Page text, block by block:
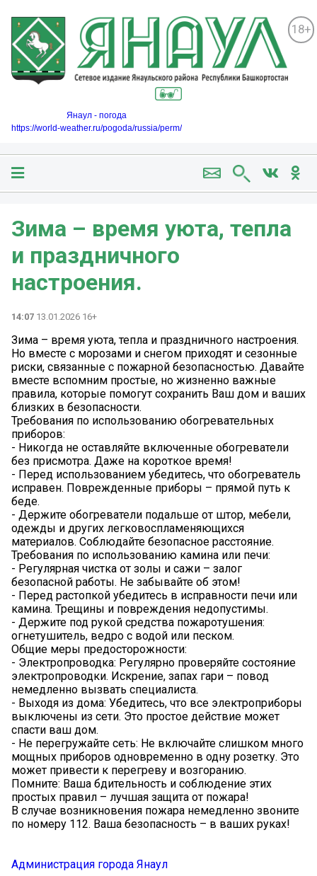
18+
Янаул - погода
https://world-weather.ru/pogoda/russia/perm/
Зима – время уюта, тепла
и праздничного
настроения.
14:07 13.01.2026 16+
Зима – время уюта, тепла и праздничного настроения.
Но вместе с морозами и снегом приходят и сезонные
риски, связанные с пожарной безопасностью. Давайте
вместе вспомним простые, но жизненно важные
правила, которые помогут сохранить Ваш дом и ваших
близких в безопасности.
Требования по использованию обогревательных
приборов:
- Никогда не оставляйте включенные обогреватели
без присмотра. Даже на короткое время!
- Перед использованием убедитесь, что обогреватель
исправен. Поврежденные приборы – прямой путь к
беде.
- Держите обогреватели подальше от штор, мебели,
одежды и других легковоспламеняющихся
материалов. Соблюдайте безопасное расстояние.
Требования по использованию камина или печи:
- Регулярная чистка от золы и сажи – залог
безопасной работы. Не забывайте об этом!
- Перед растопкой убедитесь в исправности печи или
камина. Трещины и повреждения недопустимы.
- Держите под рукой средства пожаротушения:
огнетушитель, ведро с водой или песком.
Общие меры предосторожности:
- Электропроводка: Регулярно проверяйте состояние
электропроводки. Искрение, запах гари – повод
немедленно вызвать специалиста.
- Выходя из дома: Убедитесь, что все электроприборы
выключены из сети. Это простое действие может
спасти ваш дом.
- Не перегружайте сеть: Не включайте слишком много
мощных приборов одновременно в одну розетку. Это
может привести к перегреву и возгоранию.
Помните: Ваша бдительность и соблюдение этих
простых правил – лучшая защита от пожара!
В случае возникновения пожара немедленно звоните
по номеру 112. Ваша безопасность – в ваших руках!
Администрация города Янаул